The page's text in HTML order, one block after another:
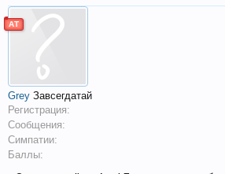
АТ
Grey Завсегдатай
Регистрация:
Сообщения:
Симпатии:
Баллы: